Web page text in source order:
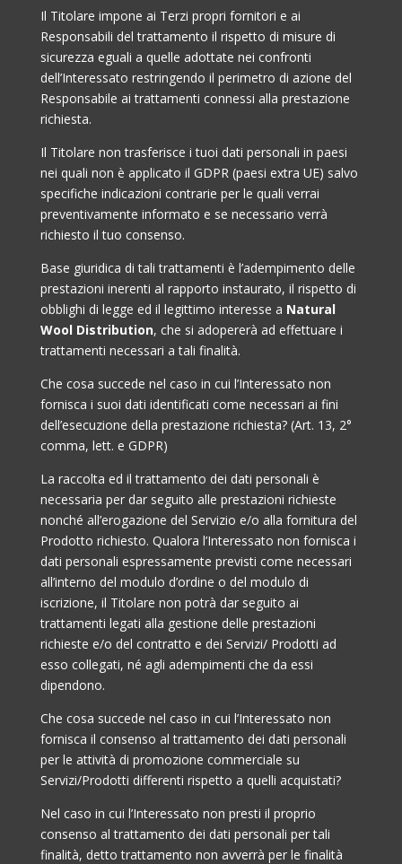
Il Titolare impone ai Terzi propri fornitori e ai
Responsabili del trattamento il rispetto di misure di
sicurezza eguali a quelle adottate nei confronti
dell’Interessato restringendo il perimetro di azione del
Responsabile ai trattamenti connessi alla prestazione
richiesta.
Il Titolare non trasferisce i tuoi dati personali in paesi
nei quali non è applicato il GDPR (paesi extra UE) salvo
specifiche indicazioni contrarie per le quali verrai
preventivamente informato e se necessario verrà
richiesto il tuo consenso.
Base giuridica di tali trattamenti è l’adempimento delle
prestazioni inerenti al rapporto instaurato, il rispetto di
obblighi di legge ed il legittimo interesse a Natural
Wool Distribution, che si adopererà ad effettuare i
trattamenti necessari a tali finalità.
Che cosa succede nel caso in cui l’Interessato non
fornisca i suoi dati identificati come necessari ai fini
dell’esecuzione della prestazione richiesta? (Art. 13, 2°
comma, lett. e GDPR)
La raccolta ed il trattamento dei dati personali è
necessaria per dar seguito alle prestazioni richieste
nonché all’erogazione del Servizio e/o alla fornitura del
Prodotto richiesto. Qualora l’Interessato non fornisca i
dati personali espressamente previsti come necessari
all’interno del modulo d’ordine o del modulo di
iscrizione, il Titolare non potrà dar seguito ai
trattamenti legati alla gestione delle prestazioni
richieste e/o del contratto e dei Servizi/ Prodotti ad
esso collegati, né agli adempimenti che da essi
dipendono.
Che cosa succede nel caso in cui l’Interessato non
fornisca il consenso al trattamento dei dati personali
per le attività di promozione commerciale su
Servizi/Prodotti differenti rispetto a quelli acquistati?
Nel caso in cui l’Interessato non presti il proprio
consenso al trattamento dei dati personali per tali
finalità, detto trattamento non avverrà per le finalità